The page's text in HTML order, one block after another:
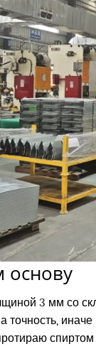
основу
3 мм со
точность,